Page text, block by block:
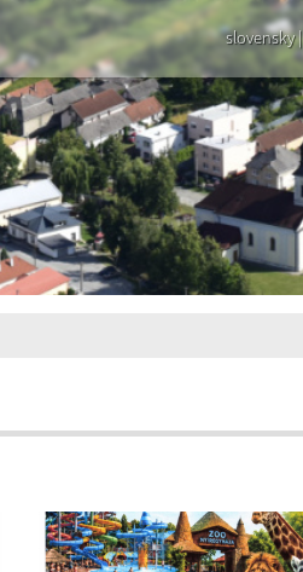
slovensky|